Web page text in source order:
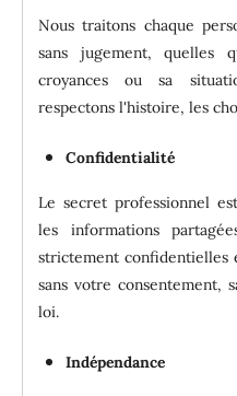
Nous traitons chaque
sans jugement, quelles
croyances ou sa
respectons l'histoire, les
Confidentialité
Le secret professionnel
les informations
strictement confidentielles
sans votre consentement,
loi.
Indépendance